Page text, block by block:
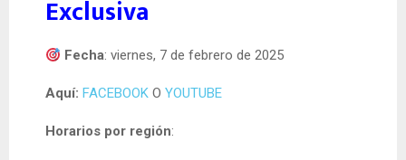
Exclusiva
Fecha: viernes, 7 de febrero de 2025
Aquí: FACEBOOK O YOUTUBE
Horarios por región: